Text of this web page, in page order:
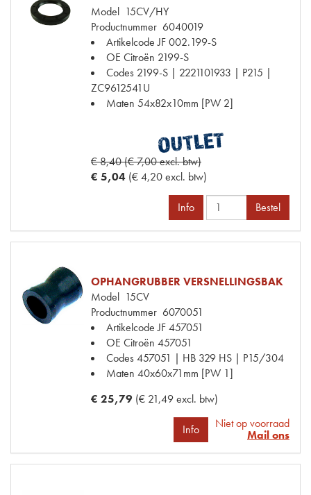
Model 15CV/HY
Productnummer 6040019
Artikelcode JF002.199-S
OE Citroën 2199-S
Codes 2199-S | 2221101933 | P215 |
ZC9612541U
Maten 54x82x10mm [PW 2]
€ 8,40 (€ 7,00 excl. btw)
€ 5,04 (€ 4,20 excl. btw)
Info Bestel
OPHANGRUBBER VERSNELLINGSBAK
Model 15CV
Productnummer 6070051
Artikelcode JF457051
OE Citroën 457051
Codes457051 | HB 329 HS | P15/304
Maten 40x60x71mm [PW 1]
€ 25,79 (€ 21,49 excl. btw)
Info
Niet op voorraad
Mail ons